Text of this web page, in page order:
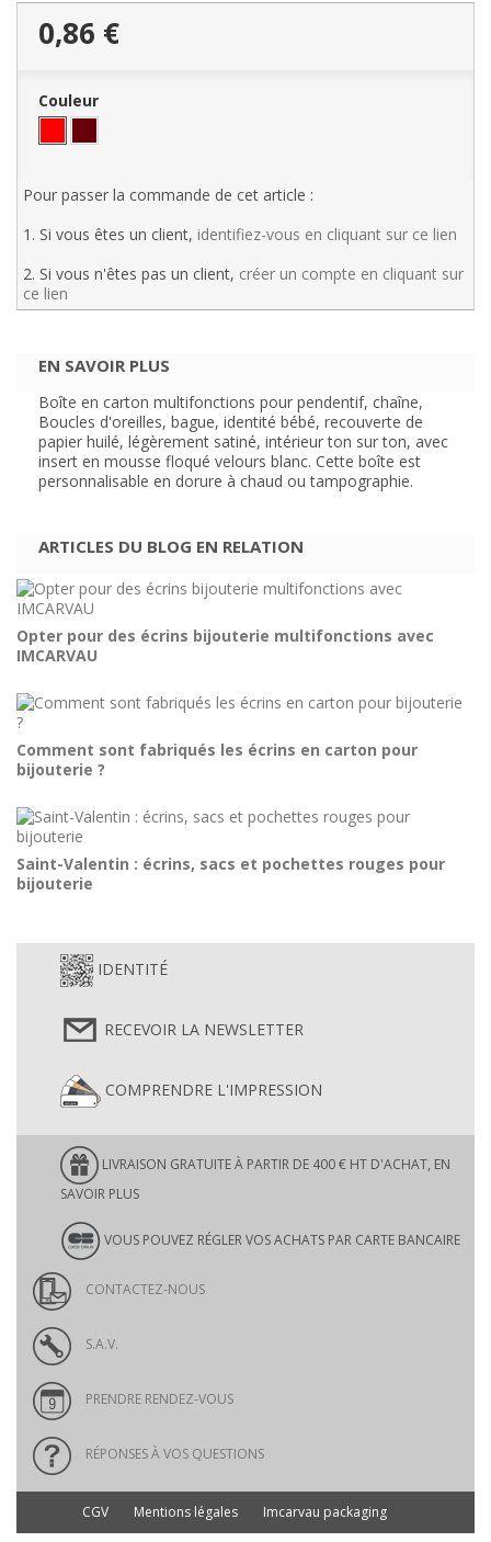
0,86 €
Couleur
Pour passer la commande de cet article :
1. Si vous êtes un client, identifiez-vous en cliquant sur ce lien
2. Si vous n'êtes pas un client, créer un compte en cliquant sur
ce lien
EN SAVOIR PLUS
Boîte en carton multifonctions pour pendentif, chaîne,
Boucles d'oreilles, bague, identité bébé, recouverte de
papier huilé, légèrement satiné, intérieur ton sur ton, avec
insert en mousse floqué velours blanc. Cette boîte est
personnalisable en dorure à chaud ou tampographie.
ARTICLES DU BLOG EN RELATION
Opter pour des écrins bijouterie multifonctions avec
IMCARVAU
Comment sont fabriqués les écrins en carton pour
bijouterie ?
Saint-Valentin : écrins, sacs et pochettes rouges pour
bijouterie
IDENTITÉ
RECEVOIR LA NEWSLETTER
COMPRENDRE L'IMPRESSION
LIVRAISON GRATUITE À PARTIR DE 400 € HT D'ACHAT, EN
SAVOIR PLUS
VOUS POUVEZ RÉGLER VOS ACHATS PAR CARTE BANCAIRE
CONTACTEZ-NOUS
S.A.V.
PRENDRE RENDEZ-VOUS
RÉPONSES À VOS QUESTIONS
CGV Mentions légales Imcarvau packaging